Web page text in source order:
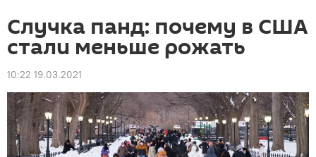
Случка панд: почему в США
стали меньше рожать
10:22 19.03.2021